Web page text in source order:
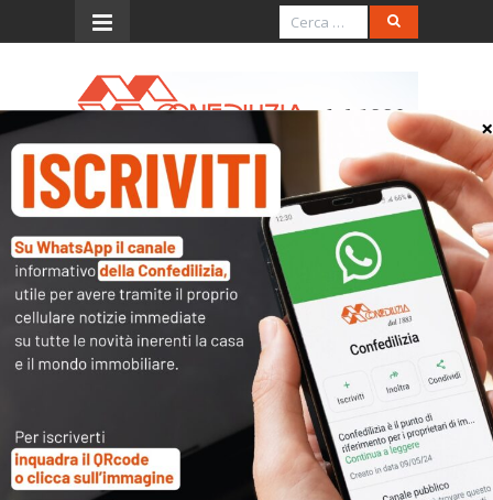
Menu
Appuntamenti Marzo 2026
Web, 2 marzo 2026
Parliamo di… Affitti brevi, novità
fiscali e non solo
Programma– Immagine